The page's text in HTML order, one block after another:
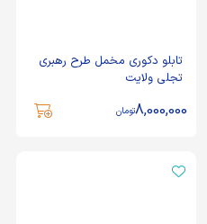
تابلو دکوری مخمل طرح رهبری
تجلی ولایت
8,000,000تومان